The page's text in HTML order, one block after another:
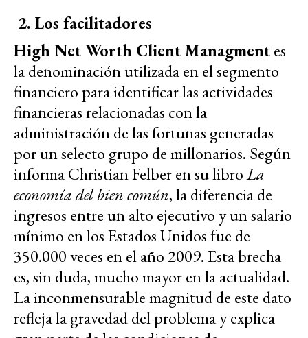
2. Los facilitadores
High Net Worth Client Managmentes
la denominación utilizada en el segmento
financiero para identificar las actividades
financieras relacionadas con la
administración de las fortunas generadas
por un selecto grupo de millonarios. Según
informa Christian Felber en su libroLa
economía del bien común, la diferencia de
ingresos entre un alto ejecutivo y un salario
mínimo en los Estados Unidos fue de
350.000 veces en el año 2009. Esta brecha
es, sin duda, mucho mayor en la actualidad.
La inconmensurable magnitud de este dato
refleja la gravedad del problema y explica